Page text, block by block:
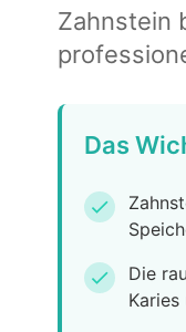
Zahnstein
Das
check
check
Die